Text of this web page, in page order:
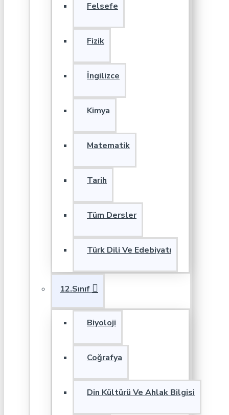
Felsefe
Fizik
İngilizce
Kimya
Matematik
Tarih
Tüm Dersler
Türk Dili Ve Edebiyatı
12.Sınıf
Biyoloji
Coğrafya
Din Kültürü Ve Ahlak Bilgisi